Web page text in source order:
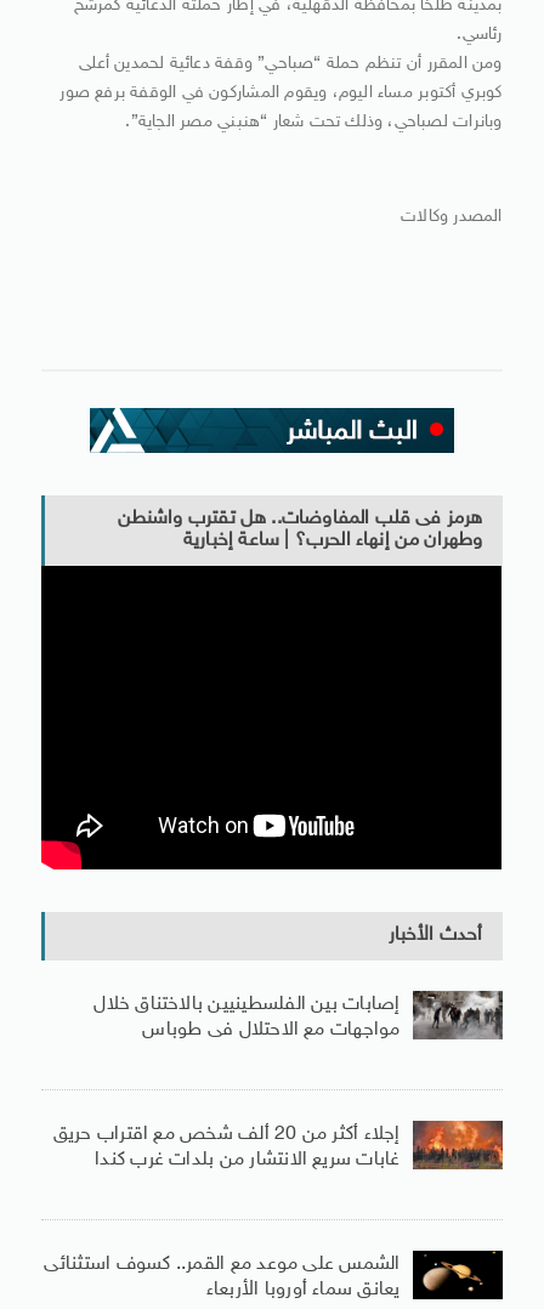
بمدينة طلخا بمحافظة الدقهلية، في إطار حملته الدعائية كمرشح
رئاسي.
ومن المقرر أن تنظم حملة “صباحي” وقفة دعائية لحمدين أعلى
كوبري أكتوبر مساء اليوم، ويقوم المشاركون في الوقفة برفع صور
وبانرات لصباحي، وذلك تحت شعار “هنبني مصر الجاية”.
المصدر وكالات
هرمز فى قلب المفاوضات.. هل تقترب واشنطن
وطهران من إنهاء الحرب؟ | ساعة إخبارية
أحدث الأخبار
إصابات بين الفلسطينيين بالاختناق خلال
مواجهات مع الاحتلال فى طوباس
إجلاء أكثر من 20 ألف شخص مع اقتراب حريق
غابات سريع الانتشار من بلدات غرب كندا
الشمس على موعد مع القمر.. كسوف استثنائى
يعانق سماء أوروبا الأربعاء